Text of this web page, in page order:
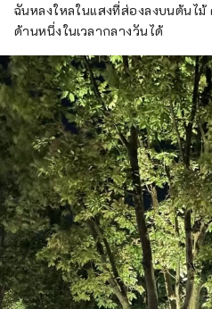
ฉันหลงใหลในแสงที่ส่องลงบนต้นไ
ด้านหนึ่งในเวลากลางวันได้